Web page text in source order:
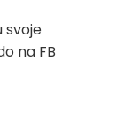
svoje
na FB